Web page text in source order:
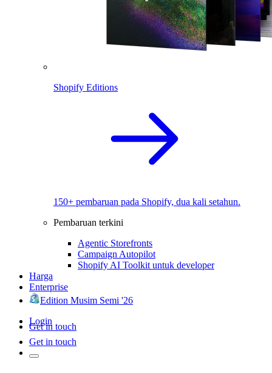
Shopify Editions
150+ pembaruan pada Shopify, dua kali setahun.
Pembaruan terkini
Agentic Storefronts
Campaign Autopilot
Shopify AI Toolkit untuk developer
Harga
Enterprise
Edition Musim Semi '26
Login
Get in touch
Get in touch